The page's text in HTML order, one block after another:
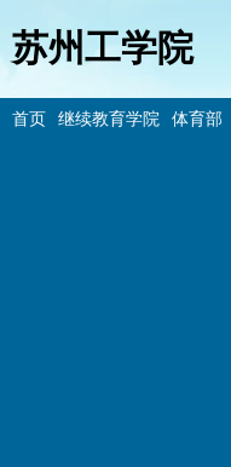
苏州工学院
首页 继续教育学院 体育部